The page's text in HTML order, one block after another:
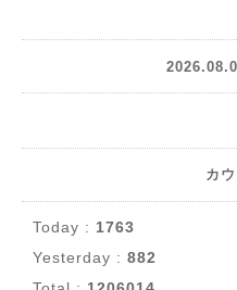
カ
Today : 1763
Yesterday : 882